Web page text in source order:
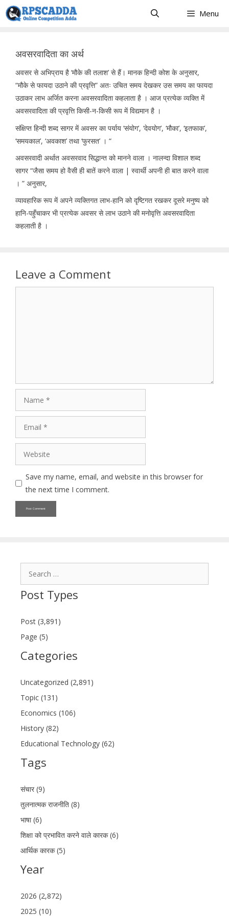
Skip
to
Menu
अवसरवादिता का अर्थ
अवसर से अभिप्राय है ‘मौके की तलाश’ से हैं। मानक हिन्दी कोश के अनुसार,
“मौके से फायदा उठाने की प्रवृत्ति” अतः उचित समय देखकर उस समय का फायदा
उठाकर लाभ अर्जित करना अवसरवादिता कहलाता है । आज प्रत्येक व्यक्ति में
अवसरवादिता की प्रवृत्ति किसी-न-किसी रूप में विद्यमान है ।
संक्षिप्त हिन्दी शब्द सागर में अवसर का पर्याय ‘संयोग’, ‘देवयोग’, ‘मौका’, ‘इतफाक’,
‘समयकाल’, ‘अवकाश’ तथा ‘फुरसत’ । “
अवसरवादी अर्थात अवसरवाद सिद्धान्त को मानने वाला । नालन्दा विशाल शब्द
सागर “जैसा समय हो वैसी ही बातें करने वाला | स्वार्थी अपनी ही बात करने वाला
। ” अनुसार,
व्यावहारिक रूप में अपने व्यक्तिगत लाभ-हानि को दृष्टिगत रखकर दूसरे मनुष्य को
हानि-पहुँचाकर भी प्रत्येक अवसर से लाभ उठाने की मनोवृत्ति अवसरवादिता
कहलाती है ।
Leave a Comment
Website
Save my name, email, and website in this browser for
the next time I comment.
Post Types
Post (3,891)
Page (5)
Categories
Uncategorized (2,891)
Topic (131)
Economics (106)
History (82)
Educational Technology (62)
Tags
संचार (9)
तुलनात्मक राजनीति (8)
भाषा (6)
शिक्षा को प्रभावित करने वाले कारक (6)
आर्थिक कारक (5)
Year
2026 (2,872)
2025 (10)